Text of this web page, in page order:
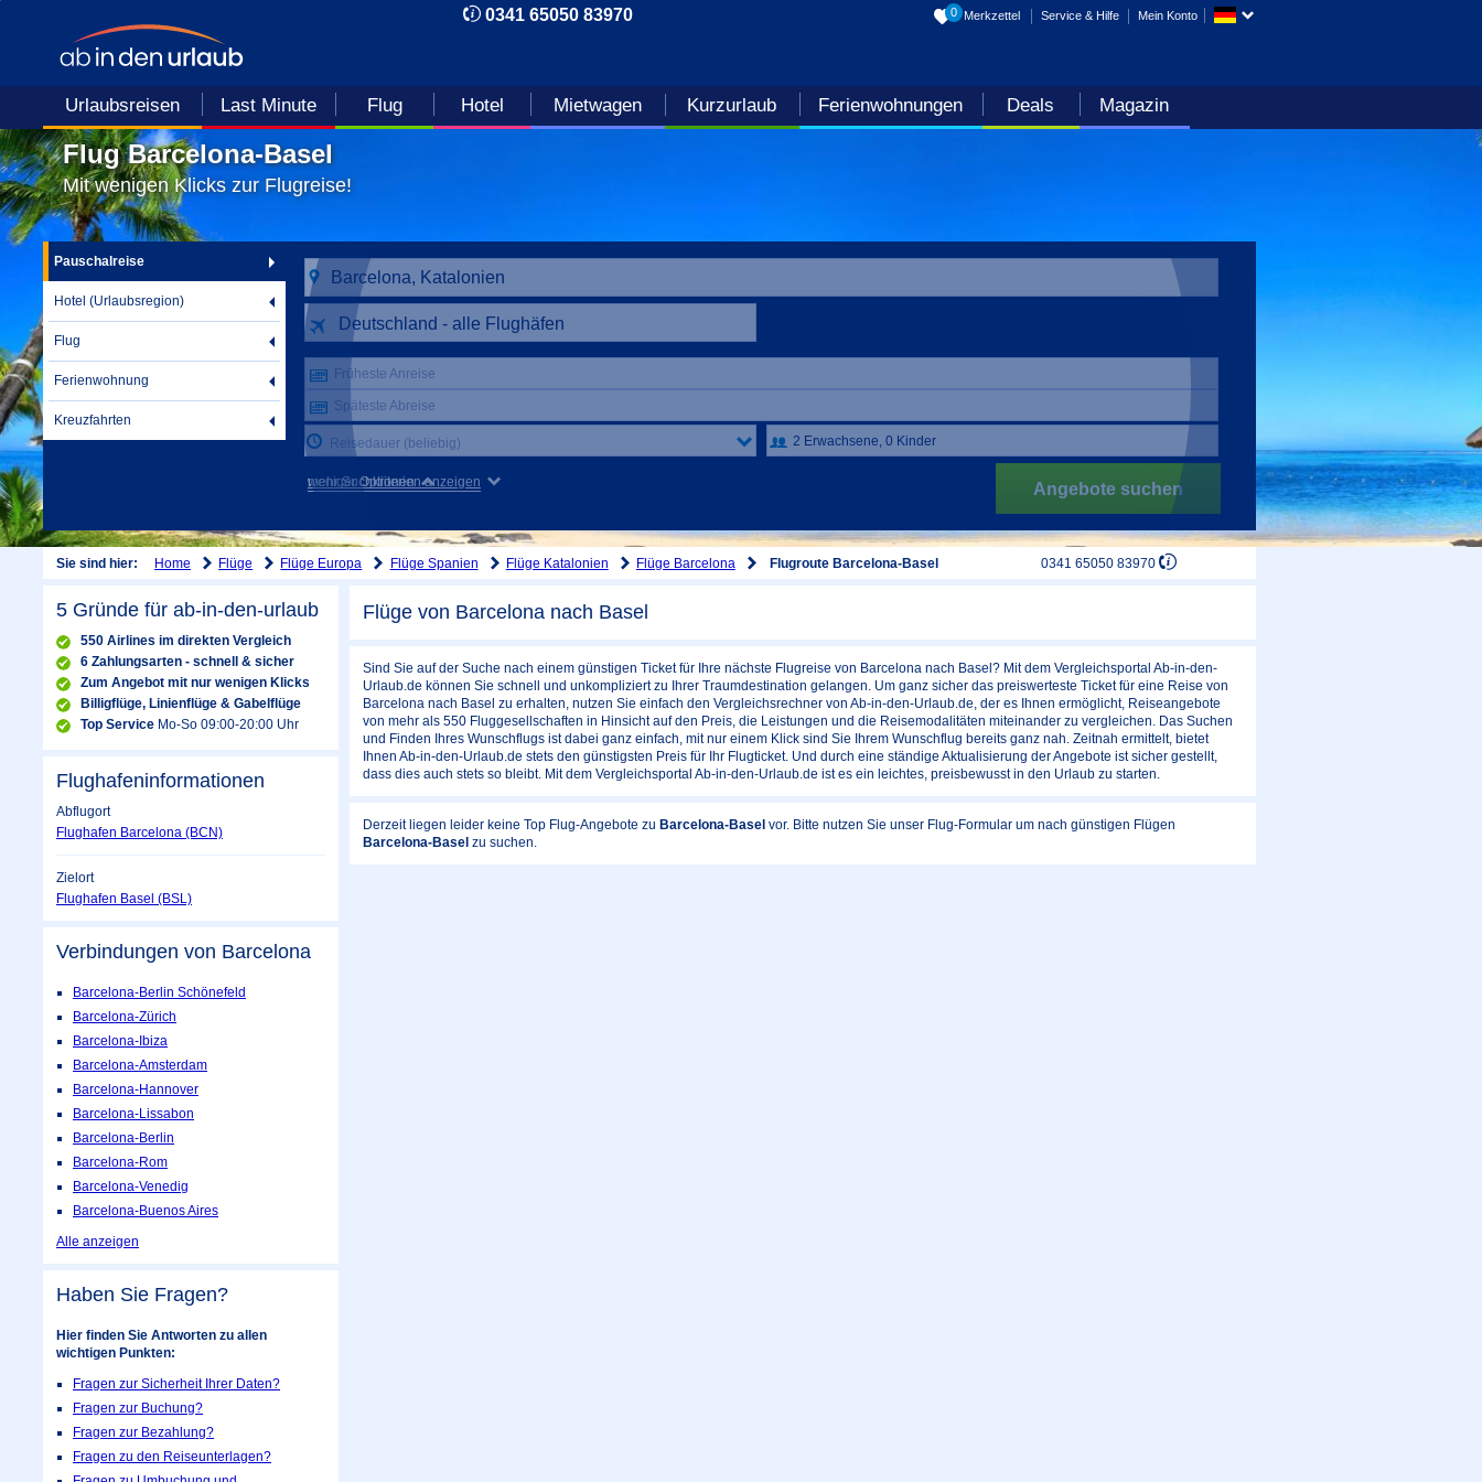
0341 65050 83970
Urlaubsreisen Last Minute Flug Hotel Mietwagen Kurzurlaub Ferienwohnungen Deals Magazin
0 Merkzettel Service & Hilfe Mein Konto
Flug Barcelona-Basel
Mit wenigen Klicks zur Flugreise!
Pauschalreise
Hotel (Urlaubsregion)
Flug
Ferienwohnung
Kreuzfahrten
Deutschland - alle Flughäfen
Früheste Anreise
Späteste Abreise
Reisedauer (beliebig)
mehr Suchkriterien anzeigen
weniger Optionen Angebote suchen
Sie sind hier: Home Flüge Flüge Europa Flüge Spanien Flüge Katalonien Flüge Barcelona Flugroute Barcelona-Basel 0341 65050 83970
Flüge von Barcelona nach Basel
Sind Sie auf der Suche nach einem günstigen Ticket für Ihre nächste Flugreise von Barcelona nach Basel? Mit dem Vergleichsportal Ab-in-den-
Urlaub.de können Sie schnell und unkompliziert zu Ihrer Traumdestination gelangen. Um ganz sicher das preiswerteste Ticket für eine Reise von
Barcelona nach Basel zu erhalten, nutzen Sie einfach den Vergleichsrechner von Ab-in-den-Urlaub.de, der es Ihnen ermöglicht, Reiseangebote
von mehr als 550 Fluggesellschaften in Hinsicht auf den Preis, die Leistungen und die Reisemodalitäten miteinander zu vergleichen. Das Suchen
und Finden Ihres Wunschflugs ist dabei ganz einfach, mit nur einem Klick sind Sie Ihrem Wunschflug bereits ganz nah. Zeitnah ermittelt, bietet
Ihnen Ab-in-den-Urlaub.de stets den günstigsten Preis für Ihr Flugticket. Und durch eine ständige Aktualisierung der Angebote ist sicher gestellt,
dass dies auch stets so bleibt. Mit dem Vergleichsportal Ab-in-den-Urlaub.de ist es ein leichtes, preisbewusst in den Urlaub zu starten.
Derzeit liegen leider keine Top Flug-Angebote zu Barcelona-Basel vor. Bitte nutzen Sie unser Flug-Formular um nach günstigen Flügen
Barcelona-Basel zu suchen.
5 Gründe für ab-in-den-urlaub
550 Airlines im direkten Vergleich
6 Zahlungsarten - schnell & sicher
Zum Angebot mit nur wenigen Klicks
Billigflüge, Linienflüge & Gabelflüge
Top Service Mo-So 09:00-20:00 Uhr
Flughafeninformationen
Abflugort
Flughafen Barcelona (BCN)
Zielort
Flughafen Basel (BSL)
Verbindungen von Barcelona
Barcelona-Berlin Schönefeld
Barcelona-Zürich
Barcelona-Ibiza
Barcelona-Amsterdam
Barcelona-Hannover
Barcelona-Lissabon
Barcelona-Berlin
Barcelona-Rom
Barcelona-Venedig
Barcelona-Buenos Aires
Alle anzeigen
Haben Sie Fragen?
Hier finden Sie Antworten zu allen
wichtigen Punkten:
Fragen zur Sicherheit Ihrer Daten?
Fragen zur Buchung?
Fragen zur Bezahlung?
Fragen zu den Reiseunterlagen?